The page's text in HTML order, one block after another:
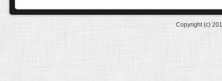
Copyright (c)